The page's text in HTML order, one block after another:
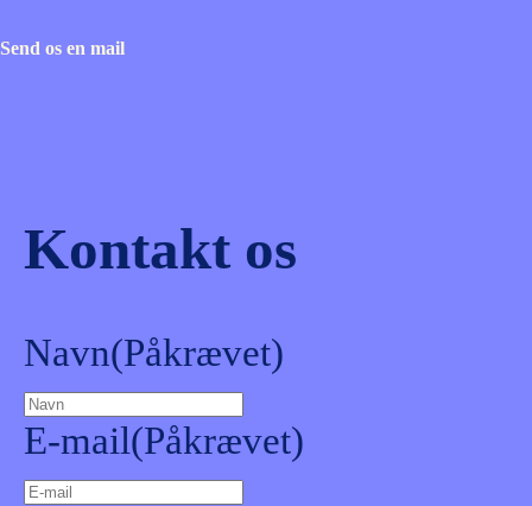
Send os en mail
Kontakt os
Navn(Påkrævet)
E-mail(Påkrævet)